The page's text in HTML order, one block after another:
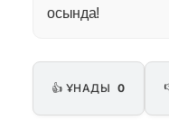
осында!
👍 ҰНАДЫ 0